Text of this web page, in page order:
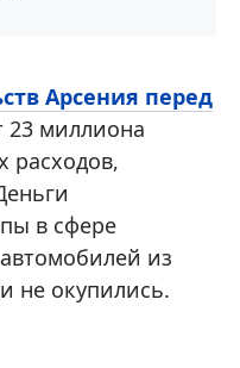
Арсения перед
23 миллиона
расходов,
в сфере
из
не окупились.